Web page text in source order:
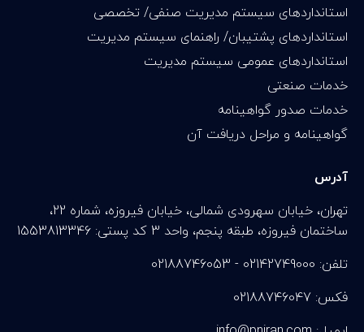
استانداردهای سیستم مدیریت صنفی/ تخصصی
استانداردهای پشتیبان/ راهنمای سیستم مدیریت
استانداردهای عمومی سیستم مدیریت
خدمات صنعتی
خدمات صدور گواهینامه
گواهینامه و مراحل دریافت آن
آدرس
تهران، خیابان سهرودی شمالی، خیابان فیروزه، شماره 22،
ساختمان فیروزه، طبقه پنجم، واحد 3 کد پستی: 1553813346
تلفن: 02142749000 - 02188746053
فکس: 02188746047